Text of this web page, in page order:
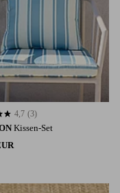
Kissen-Set
auf 3 Bewertungen
4,7 (3)